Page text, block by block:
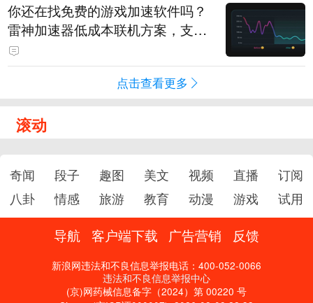
你还在找免费的游戏加速软件吗？
雷神加速器低成本联机方案，支持
免费试用
点击查看更多
滚动
奇闻 段子 趣图 美文 视频 直播
订阅
八卦
情感 旅游 教育 动漫 游戏 试用
导航 客户端下载 广告营销 反馈
新浪网违法和不良信息举报电话：400-052-0066
违法和不良信息举报中心
(京)网药械信息备字（2024）第 00220 号